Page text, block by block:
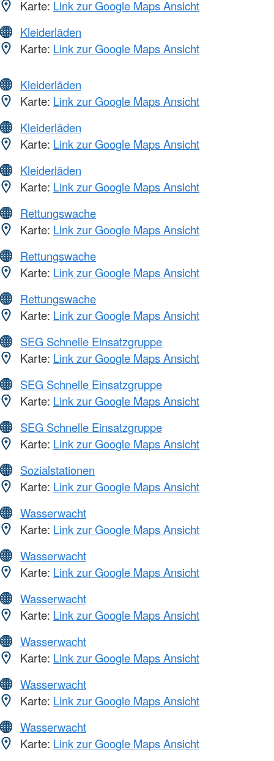
Karte: Link zur Google Maps Ansicht
Kleiderläden
Karte: Link zur Google Maps Ansicht
Kleiderläden
Karte: Link zur Google Maps Ansicht
Kleiderläden
Karte: Link zur Google Maps Ansicht
Kleiderläden
Karte: Link zur Google Maps Ansicht
Rettungswache
Karte: Link zur Google Maps Ansicht
Rettungswache
Karte: Link zur Google Maps Ansicht
Rettungswache
Karte: Link zur Google Maps Ansicht
SEG Schnelle Einsatzgruppe
Karte: Link zur Google Maps Ansicht
SEG Schnelle Einsatzgruppe
Karte: Link zur Google Maps Ansicht
SEG Schnelle Einsatzgruppe
Karte: Link zur Google Maps Ansicht
Sozialstationen
Karte: Link zur Google Maps Ansicht
Wasserwacht
Karte: Link zur Google Maps Ansicht
Wasserwacht
Karte: Link zur Google Maps Ansicht
Wasserwacht
Karte: Link zur Google Maps Ansicht
Wasserwacht
Karte: Link zur Google Maps Ansicht
Wasserwacht
Karte: Link zur Google Maps Ansicht
Wasserwacht
Karte: Link zur Google Maps Ansicht